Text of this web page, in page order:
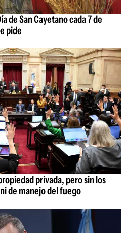
de San Cayetano cada 7 de
pide
privada, pero sin los
de manejo del fuego